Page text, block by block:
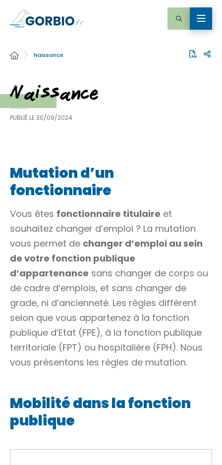
Naissance
Naissance
PUBLIÉ LE30/09/2024
Mutation d’un
fonctionnaire
Vous êtes fonctionnaire titulaire et
souhaitez changer d’emploi ? La mutation
vous permet de changer d’emploi au sein
de votre fonction publique
d’appartenance sans changer de corps ou
de cadre d’emplois, et sans changer de
grade, ni d’ancienneté. Les règles diffèrent
selon que vous appartenez à la fonction
publique d’Etat (FPE), à la fonction publique
territoriale (FPT) ou hospitalière (FPH). Nous
vous présentons les règles de mutation.
Mobilité dans la fonction
publique